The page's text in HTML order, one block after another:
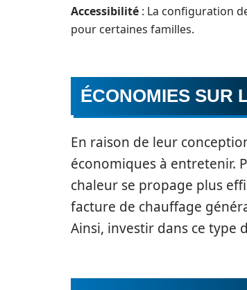
Accessibilité : La configuration
pour certaines familles.
ÉCONOMIES SUR
En raison de leur
économiques à entretenir.
chaleur se propage plus
facture de chauffage
Ainsi, investir dans ce type